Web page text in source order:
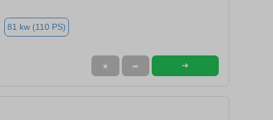
81 kw (110 PS)
★ ➦ ➜